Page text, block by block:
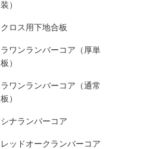
装）
クロス用下地合板
ラワンランバーコア（厚単
板）
ラワンランバーコア（通常
板）
シナランバーコア
レッドオークランバーコア